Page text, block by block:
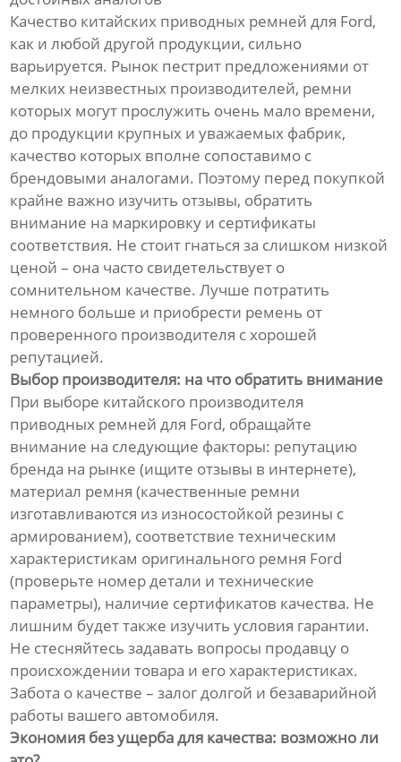
Качество китайских приводных ремней для Ford,
как и любой другой продукции, сильно
варьируется. Рынок пестрит предложениями от
мелких неизвестных производителей, ремни
которых могут прослужить очень мало времени,
до продукции крупных и уважаемых фабрик,
качество которых вполне сопоставимо с
брендовыми аналогами. Поэтому перед покупкой
крайне важно изучить отзывы, обратить
внимание на маркировку и сертификаты
соответствия. Не стоит гнаться за слишком низкой
ценой – она часто свидетельствует о
сомнительном качестве. Лучше потратить
немного больше и приобрести ремень от
проверенного производителя с хорошей
репутацией.
Выбор производителя: на что обратить внимание
При выборе китайского производителя
приводных ремней для Ford, обращайте
внимание на следующие факторы: репутацию
бренда на рынке (ищите отзывы в интернете),
материал ремня (качественные ремни
изготавливаются из износостойкой резины с
армированием), соответствие техническим
характеристикам оригинального ремня Ford
(проверьте номер детали и технические
параметры), наличие сертификатов качества. Не
лишним будет также изучить условия гарантии.
Не стесняйтесь задавать вопросы продавцу о
происхождении товара и его характеристиках.
Забота о качестве – залог долгой и безаварийной
работы вашего автомобиля.
Экономия без ущерба для качества: возможно ли